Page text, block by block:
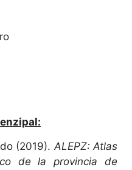
(2019).ALEPZ: Atlas
de la provincia de